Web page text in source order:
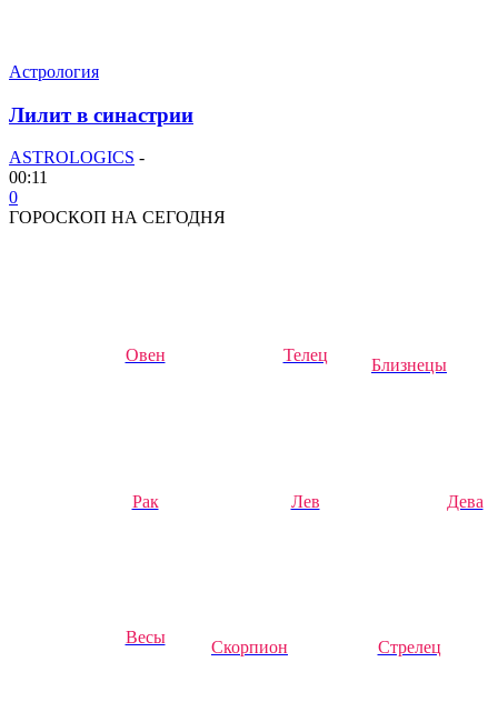
Астрология
Лилит в синастрии
ASTROLOGICS -
00:11
0
ГОРОСКОП НА СЕГОДНЯ
Овен Телец
Близнецы
Рак Лев Дева
Весы
Скорпион Стрелец